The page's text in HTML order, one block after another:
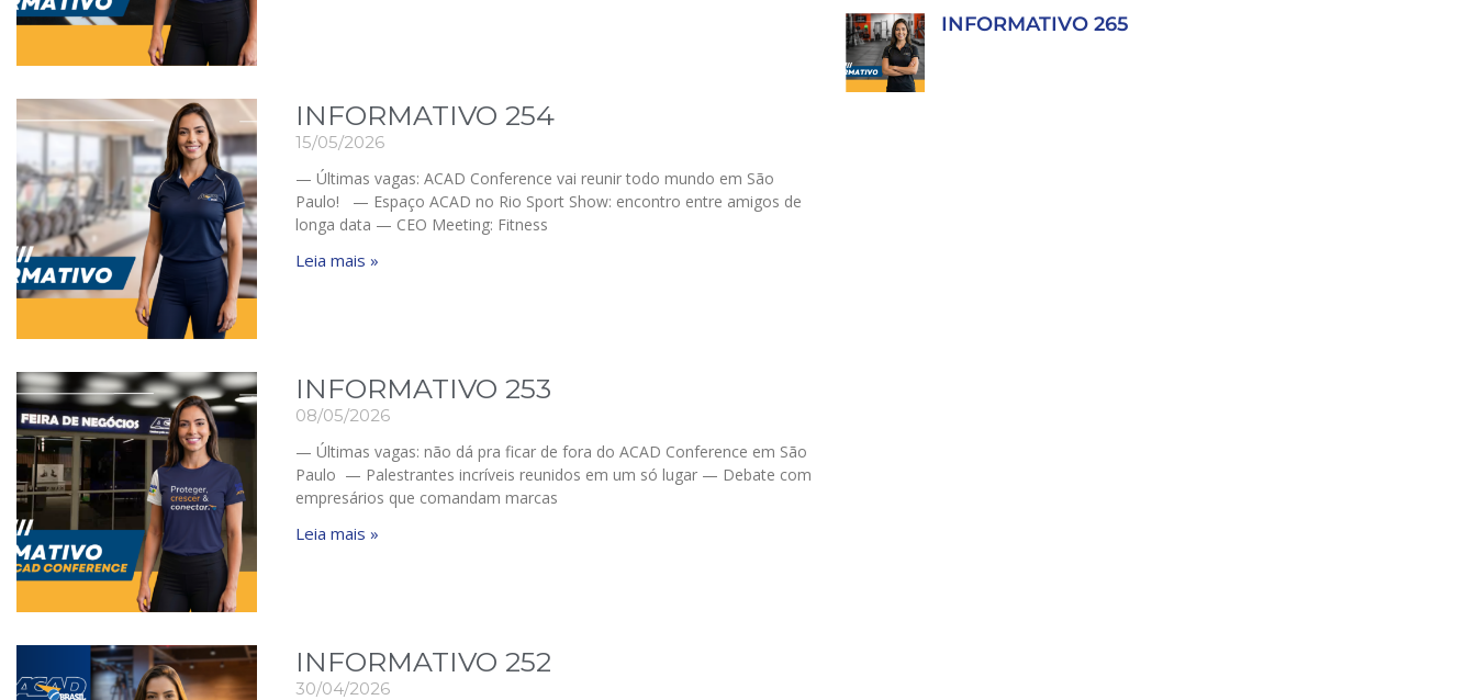
INFORMATIVO 254
15/05/2026
— Últimas vagas: ACAD Conference vai reunir todo mundo em São
Paulo! — Espaço ACAD no Rio Sport Show: encontro entre amigos de
longa data — CEO Meeting: Fitness
Leia mais »
INFORMATIVO 253
08/05/2026
— Últimas vagas: não dá pra ficar de fora do ACAD Conference em São
Paulo — Palestrantes incríveis reunidos em um só lugar — Debate com
empresários que comandam marcas
Leia mais »
INFORMATIVO 252
30/04/2026
INFORMATIVO 265